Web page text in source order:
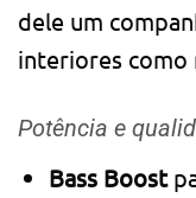
dele um
interiores como
Potência e
Bass Boost